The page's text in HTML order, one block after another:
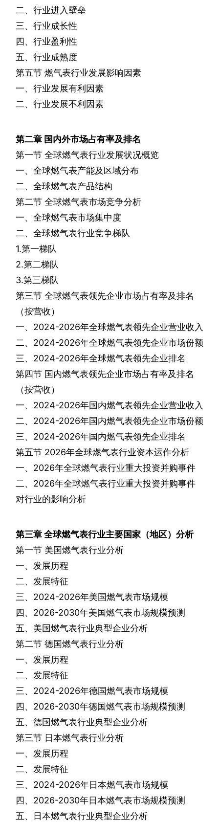
二、行业进入壁垒
三、行业成长性
四、行业盈利性
五、行业成熟度
第五节 燃气表行业发展影响因素
一、行业发展有利因素
二、行业发展不利因素
第二章 国内外市场占有率及排名
第一节 全球燃气表行业发展状况概览
一、全球燃气表产能及区域分布
二、全球燃气表产品结构
第二节 全球燃气表市场竞争分析
一、全球燃气表市场集中度
二、全球燃气表行业竞争梯队
1.第一梯队
2.第二梯队
3.第三梯队
第三节 全球燃气表领先企业市场占有率及排名
（按营收）
一、 2024-2026年全球燃气表领先企业营业收入
二、 2024-2026年全球燃气表领先企业市场份额
三、 2024-2026年全球燃气表领先企业排名
第四节 国内燃气表领先企业市场占有率及排名
（按营收）
一、 2024-2026年国内燃气表领先企业营业收入
二、 2024-2026年国内燃气表领先企业市场份额
三、 2024-2026年国内燃气表领先企业排名
第五节 2026年全球燃气表行业资本运作分析
一、 2026年全球燃气表行业重大投资并购事件
二、 2026年全球燃气表行业重大投资并购事件
对行业的影响分析
第三章全球燃气表行业主要国家（地区）分析
第一节 美国燃气表行业分析
一、发展历程
二、发展特征
三、 2024-2026年美国燃气表市场规模
四、 2026-2030年美国燃气表市场规模预测
五、美国燃气表行业典型企业分析
第二节 德国燃气表行业分析
一、发展历程
二、发展特征
三、 2024-2026年德国燃气表市场规模
四、 2026-2030年德国燃气表市场规模预测
五、德国燃气表行业典型企业分析
第三节 日本燃气表行业分析
一、发展历程
二、发展特征
三、 2024-2026年日本燃气表市场规模
四、 2026-2030年日本燃气表市场规模预测
五、日本燃气表行业典型企业分析